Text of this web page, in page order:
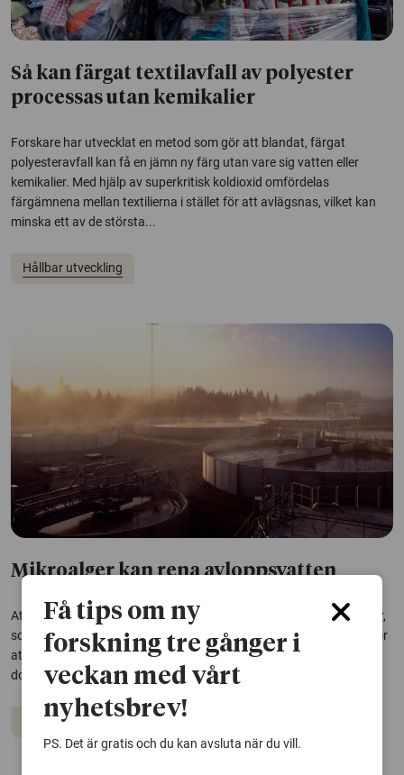
Så kan färgat textilavfall av polyester
processas utan kemikalier
Forskare har utvecklat en metod som gör att blandat, färgat
polyesteravfall kan få en jämn ny färg utan vare sig vatten eller
kemikalier. Med hjälp av superkritisk koldioxid omfördelas
färgämnena mellan textilierna i stället för att avlägsnas, vilket kan
minska ett av de största...
Hållbar utveckling
Mikroalger kan rena avloppsvatten
Att rena avloppsvatten är dyrt och energikrävande. Men mikroalger,
som finns naturligt i svenska vattendrag, skulle kunna användas för
att rena vattnet på nya och bättre sätt. Det är slutsatsen i en
doktorsavhandling från Högskolan i Borås.
Hållbar utveckling Vatten
Få tips om ny
forskning tre gånger i
veckan med vårt
nyhetsbrev!
PS. Det är gratis och du kan avsluta när du vill.